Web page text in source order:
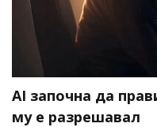
AI започна да
му е разрешавал